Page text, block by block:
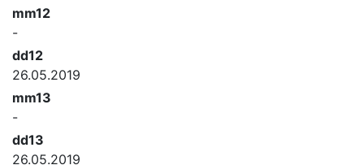
mm12
-
dd12
26.05.2019
mm13
-
dd13
26.05.2019